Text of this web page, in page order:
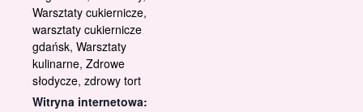
Warsztaty cukiernicze,
warsztaty cukiernicze
gdańsk, Warsztaty
kulinarne, Zdrowe
słodycze, zdrowy tort
Witryna internetowa: